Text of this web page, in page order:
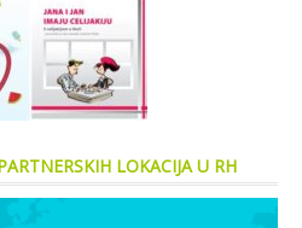
LOKACIJA U RH